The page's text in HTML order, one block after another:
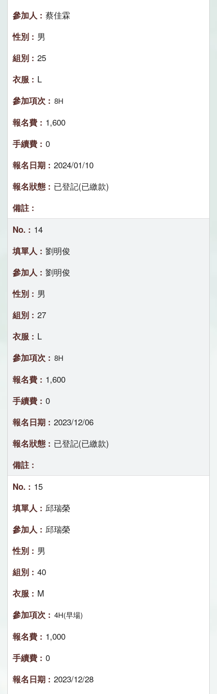
蔡佳霖
男
25
L
8H
1,600
0
2024/01/10
已登記(已繳款)
14
劉明俊
劉明俊
男
27
L
8H
1,600
0
2023/12/06
已登記(已繳款)
15
邱瑞榮
邱瑞榮
男
40
M
4H(早場)
1,000
0
2023/12/28